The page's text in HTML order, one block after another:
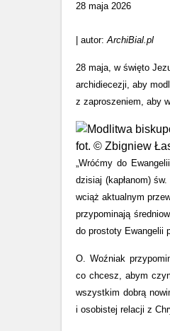
28 maja 2026
| autor:ArchiBial.pl
28 maja, w święto
archidiecezji, aby
z zaproszeniem, aby
fot. © Zbigniew
„Wróćmy do
dzisiaj (kapłanom)
wciąż aktualnym
przypominają
do prostoty Ewangelii
O. Woźniak
co chcesz, abym
wszystkim dobrą
i osobistej relacji z